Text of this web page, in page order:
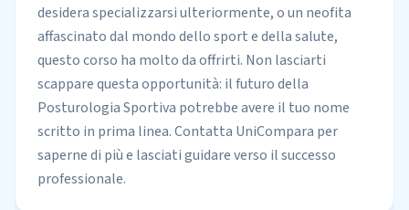
desidera specializzarsi ulteriormente, o un neofita
affascinato dal mondo dello sport e della salute,
questo corso ha molto da offrirti. Non lasciarti
scappare questa opportunità: il futuro della
Posturologia Sportiva potrebbe avere il tuo nome
scritto in prima linea. Contatta UniCompara per
saperne di più e lasciati guidare verso il successo
professionale.